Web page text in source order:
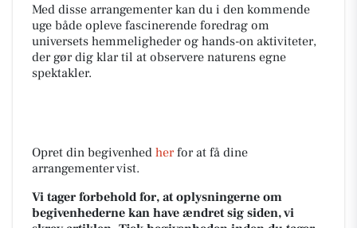
Med disse arrangementer kan du i den kommende
uge både opleve fascinerende foredrag om
universets hemmeligheder og hands-on aktiviteter,
der gør dig klar til at observere naturens egne
spektakler.
Opret din begivenhed herfor at få dine
arrangementer vist.
Vi tager forbehold for, at oplysningerne om
begivenhederne kan have ændret sig siden, vi